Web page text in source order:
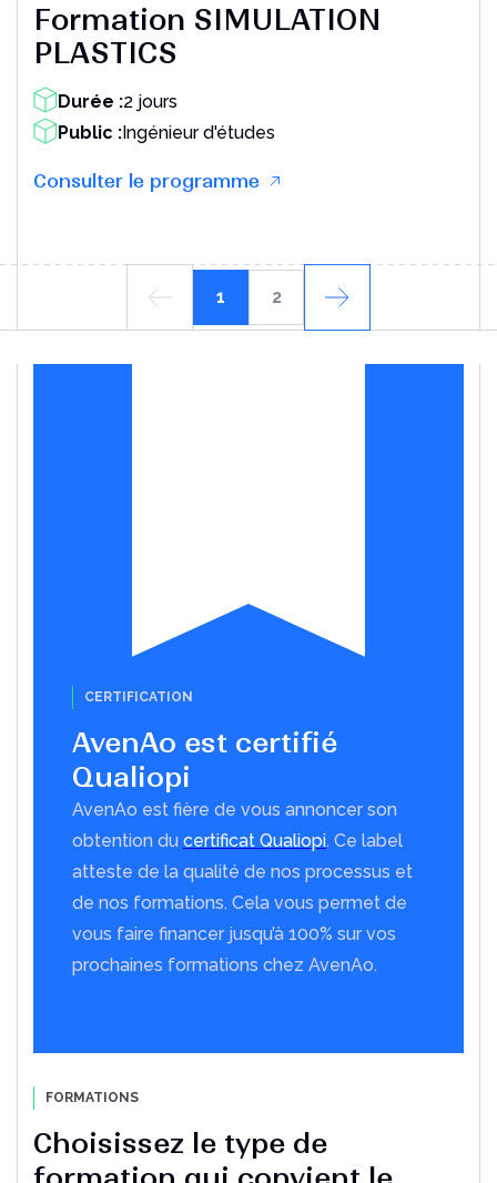
Formation SIMULATION
PLASTICS
Durée :2 jours
Public :Ingénieur d'études
Consulter le programme
1 2
CERTIFICATION
AvenAo est certifié
Qualiopi
AvenAo est fière de vous annoncer son
obtention du certificat Qualiopi. Ce label
atteste de la qualité de nos processus et
de nos formations. Cela vous permet de
vous faire financer jusqu’à 100% sur vos
prochaines formations chez AvenAo.
FORMATIONS
Choisissez le type de